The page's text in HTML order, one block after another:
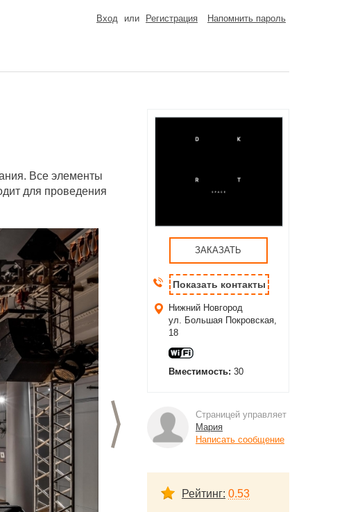
Вход или Регистрация Напомнить пароль
Все элементы
для проведения
Следующий слайд
ЗАКАЗАТЬ
Показать контакты
Нижний Новгород
ул. Большая Покровская,
18
Вместимость: 30
Страницей управляет
Мария
Написать сообщение
Рейтинг: 0.53